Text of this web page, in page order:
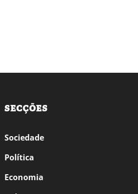
SECÇÕES
Sociedade
Política
Economia